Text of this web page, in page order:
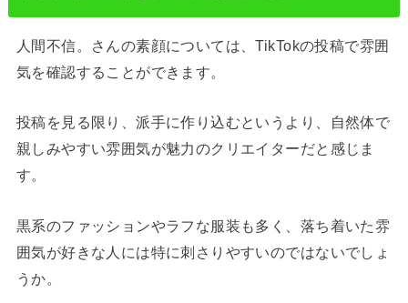
人間不信。さんの素顔については、TikTokの投稿で雰囲
気を確認することができます。
投稿を見る限り、派手に作り込むというより、自然体で
親しみやすい雰囲気が魅力のクリエイターだと感じま
す。
黒系のファッションやラフな服装も多く、落ち着いた雰
囲気が好きな人には特に刺さりやすいのではないでしょ
うか。